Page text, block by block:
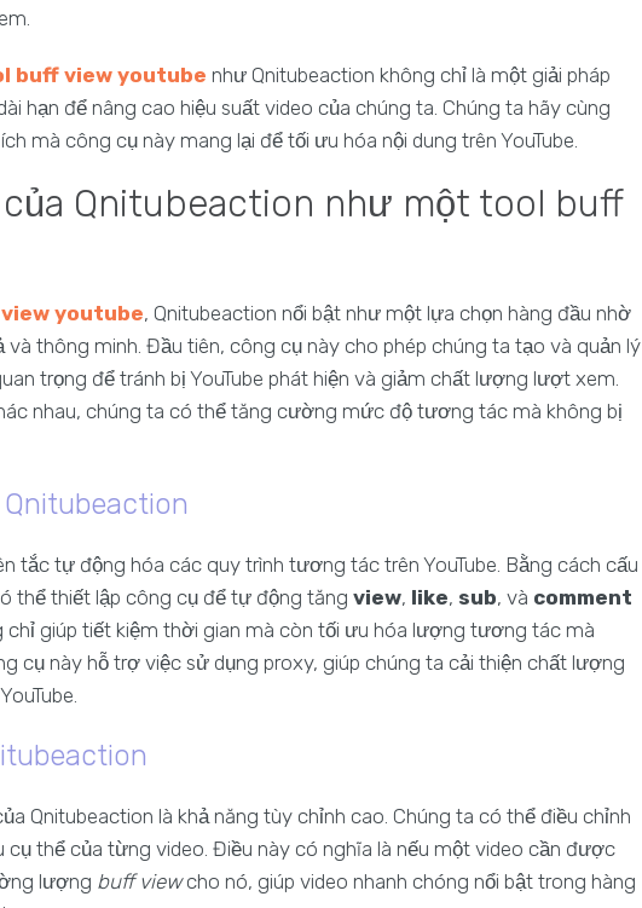
buff view youtube như Qnitubeaction không chỉ là một giải pháp
hạn để nâng cao hiệu suất video của chúng ta. Chúng ta hãy cùng
mà công cụ này mang lại để tối ưu hóa nội dung trên YouTube.
Qnitubeaction như một tool buff
youtube, Qnitubeaction nổi bật như một lựa chọn hàng đầu nhờ
thông minh. Đầu tiên, công cụ này cho phép chúng ta tạo và quản lý
trọng để tránh bị YouTube phát hiện và giảm chất lượng lượt xem.
nhau, chúng ta có thể tăng cường mức độ tương tác mà không bị
tắc tự động hóa các quy trình tương tác trên YouTube. Bằng cách cấu
thể thiết lập công cụ để tự động tăng view, like, sub, và comment
chỉ giúp tiết kiệm thời gian mà còn tối ưu hóa lượng tương tác mà
cụ này hỗ trợ việc sử dụng proxy, giúp chúng ta cải thiện chất lượng
Qnitubeaction là khả năng tùy chỉnh cao. Chúng ta có thể điều chỉnh
thể của từng video. Điều này có nghĩa là nếu một video cần được
lượng buff viewcho nó, giúp video nhanh chóng nổi bật trong hàng